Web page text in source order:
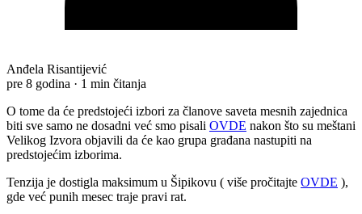
Anđela Risantijević
pre 8 godina · 1 min čitanja
O tome da će predstojeći izbori za članove saveta mesnih zajednica
biti sve samo ne dosadni već smo pisali OVDE nakon što su meštani
Velikog Izvora objavili da će kao grupa građana nastupiti na
predstojećim izborima.
Tenzija je dostigla maksimum u Šipikovu ( više pročitajte OVDE ),
gde već punih mesec traje pravi rat.